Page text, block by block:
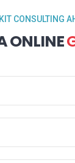
CONSULTING
ONLINE